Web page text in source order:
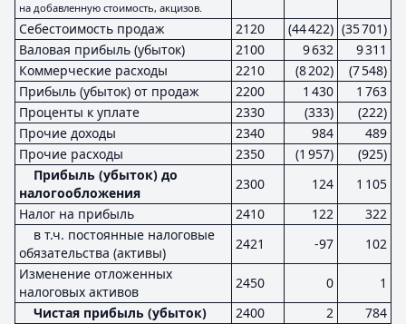
на добавленную стоимость, акцизов.
Себестоимость продаж 2120 (44 422) (35 701)
Валовая прибыль (убыток)
2100 9 632
9 311
Коммерческие расходы
2210 (8 202)
(7 548)
Прибыль (убыток) от продаж
2200 1 430
1 763
Проценты к уплате
2330 (333)
(222)
Прочие доходы
2340 984
489
Прочие расходы
2350 (1 957)
(925)
Прибыль (убыток) до
налогообложения
2300 124
1 105
Налог на прибыль
2410 122
322
в т.ч. постоянные налоговые
обязательства (активы)
2421 -97
102
Изменение отложенных
налоговых активов
2450 0
1
Чистая прибыль (убыток)
2400 2
784